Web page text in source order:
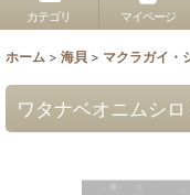
カテゴリ マイページ
ホーム > 海貝 > マクラガイ・
ワタナベオニムシロ